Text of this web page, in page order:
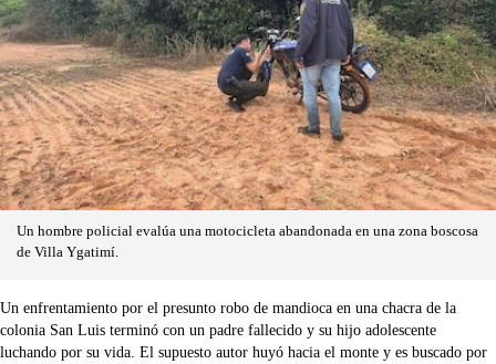
Un hombre policial evalúa una motocicleta abandonada en una zona boscosa
de Villa Ygatimí.
Un enfrentamiento por el presunto robo de mandioca en una chacra de la
colonia San Luis terminó con un padre fallecido y su hijo adolescente
luchando por su vida. El supuesto autor huyó hacia el monte y es buscado por